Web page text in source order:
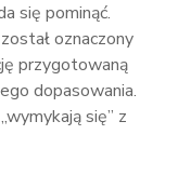
się pominąć.
oznaczony
przygotowaną
dopasowania.
się” z